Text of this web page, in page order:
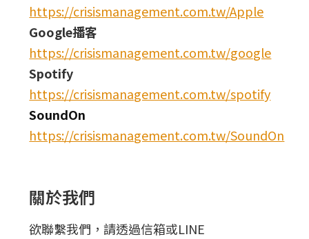
https://crisismanagement.com.tw/Apple
Google播客
https://crisismanagement.com.tw/google
Spotify
https://crisismanagement.com.tw/spotify
SoundOn
https://crisismanagement.com.tw/SoundOn
關於我們
欲聯繫我們，請透過信箱或LINE